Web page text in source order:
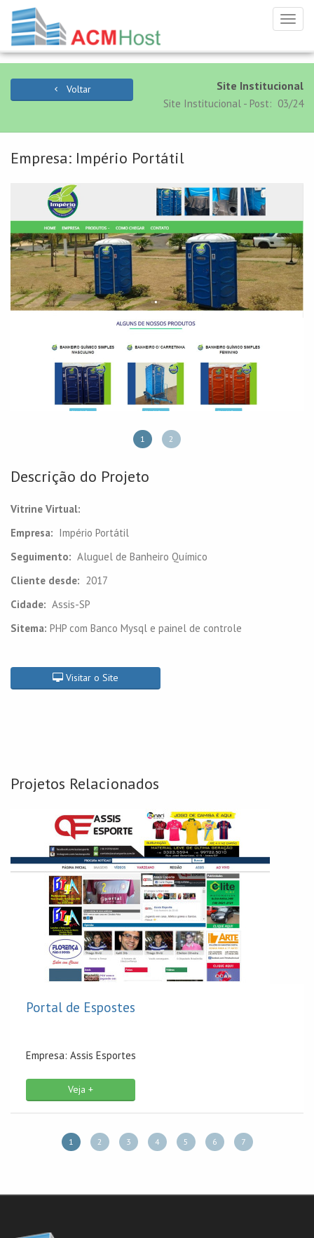
Voltar Site Institucional
Site Institucional - Post: 03/24
Empresa: Império Portátil
1 2
Descrição do Projeto
Vitrine Virtual:
Empresa: Império Portátil
Seguimento: Aluguel de Banheiro Químico
Cliente desde: 2017
Cidade: Assis-SP
Sitema: PHP com Banco Mysql e painel de controle
Visitar o Site
Projetos Relacionados
Portal de Espostes
Empresa: Assis Esportes
Veja +
1 2 3 4 5 6 7